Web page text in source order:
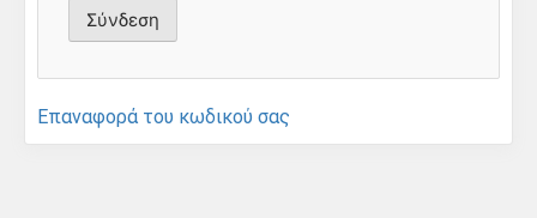
Επαναφορά του κωδικού σας